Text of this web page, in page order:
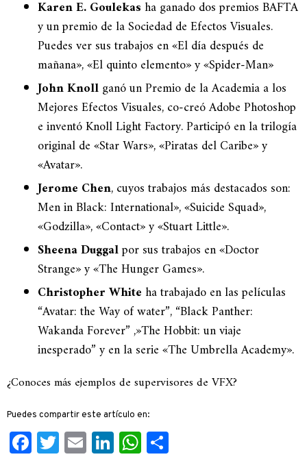
Karen E. Goulekasha ganado dos premios BAFTA
y un premio de la Sociedad de Efectos Visuales.
Puedes ver sus trabajos en «El día después de
mañana», «El quinto elemento» y «Spider-Man»
John Knollganó un Premio de la Academia a los
Mejores Efectos Visuales, co-creó Adobe Photoshop
e inventó Knoll Light Factory. Participó en la trilogía
original de «Star Wars», «Piratas del Caribe» y
«Avatar».
Jerome Chen, cuyos trabajos más destacados son:
Men in Black: International», «Suicide Squad»,
«Godzilla», «Contact» y «Stuart Little».
Sheena Duggalpor sus trabajos en «Doctor
Strange» y «The Hunger Games».
Christopher Whiteha trabajado en las películas
“Avatar: the Way of water”, “Black Panther:
Wakanda Forever” ,»The Hobbit: un viaje
inesperado” y en la serie «The Umbrella Academy».
¿Conoces más ejemplos de supervisores de VFX?
Puedes compartir este artículo en:
Facebook
Twitter
EmailLinkedIn
WhatsApp